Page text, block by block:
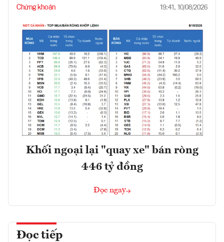
Chứng khoán 19:41, 10/08/2026
Khối ngoại lại "quay xe" bán ròng
446 tỷ đồng
Đọc ngay
Đọc tiếp